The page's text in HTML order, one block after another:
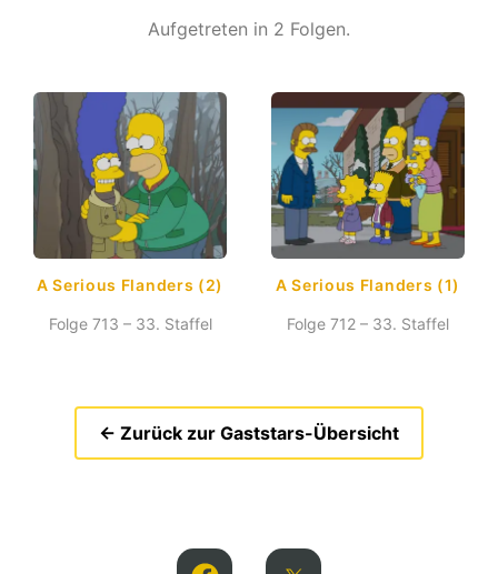
Aufgetreten in 2 Folgen.
A Serious Flanders (2)
Folge 713 – 33. Staffel
A Serious Flanders (1)
Folge 712 – 33. Staffel
← Zurück zur Gaststars-Übersicht